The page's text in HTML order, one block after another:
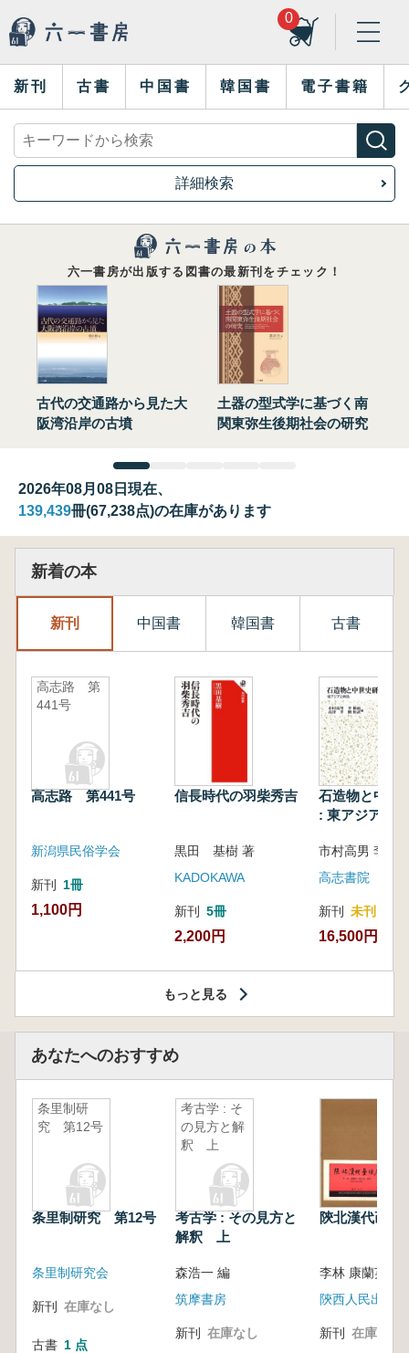
0
新刊 古書 中国書 韓国書 電子書籍
詳細検索
六一書房が出版する図書の最新刊をチェック！
古代の交通路から見た大
阪湾沿岸の古墳
土器の型式学に基づく南
関東弥生後期社会の研究
2026年08月08日現在、
139,439冊(67,238点)の在庫があります
新着の本
新刊 中国書 韓国書 古書
高志路 第
441号
高志路 第441号
新潟県民俗学会
新刊 1冊
1,100円
信長時代の羽柴秀吉
黒田 基樹 著
KADOKAWA
新刊 5冊
2,200円
石造物と中世
: 東アジアと
高志書院
新刊 未刊
16,500円
もっと見る
あなたへのおすすめ
条里制研
究 第12号
条里制研究 第12号
条里制研究会
新刊 在庫なし
古書 1 点
考古学 : そ
の見方と解
釈 上
考古学 : その見方と
解釈 上
森浩一 編
筑摩書房
新刊 在庫なし
陝北漢代画像
陝西人民出版社
新刊 在庫なし